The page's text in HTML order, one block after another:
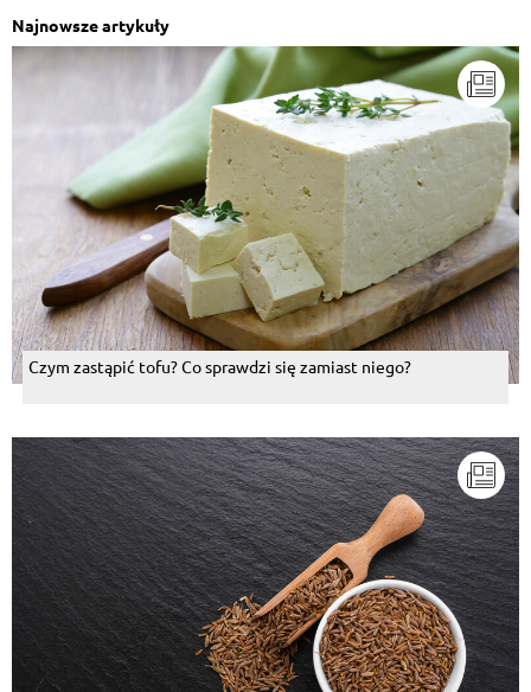
Najnowsze artykuły
Czym zastąpić tofu? Co sprawdzi się zamiast niego?